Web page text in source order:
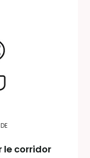
le corridor